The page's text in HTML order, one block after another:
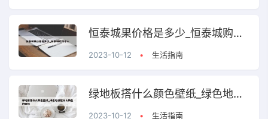
恒泰城果价格是多少_恒泰城购物中心
2023-10-12 • 生活指南
绿地板搭什么颜色壁纸_绿色地板配什么颜色地脚线
2023-10-12 • 生活指南